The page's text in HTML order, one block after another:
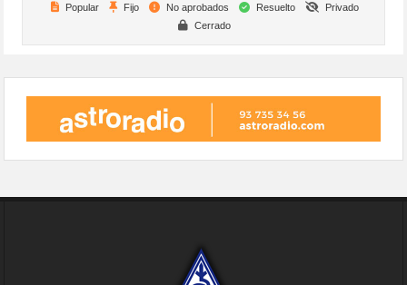
Popular
Fijo No aprobados Resuelto
Privado
Cerrado